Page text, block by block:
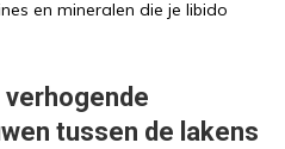
en mineralen die je libido
verhogende
tussen de lakens